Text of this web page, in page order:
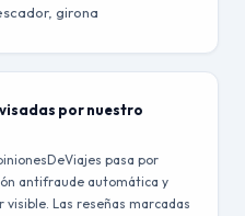
girona
por nuestro
pasa por
antifraude automática y
Las reseñas marcadas